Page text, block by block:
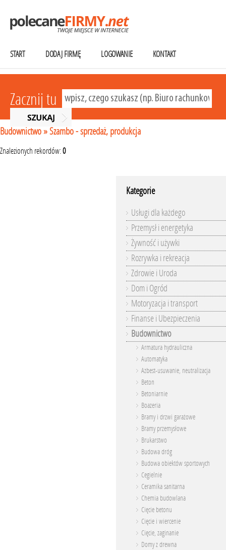
START DODAJ FIRMĘ LOGOWANIE KONTAKT
Zacznij tu
Budownictwo»Szambo - sprzedaż, produkcja
Znalezionych rekordów:0
Kategorie
Usługi dla każdego
Przemysł i energetyka
Żywność i używki
Rozrywka i rekreacja
Zdrowie i Uroda
Dom i Ogród
Motoryzacja i transport
Finanse i Ubezpieczenia
Budownictwo
Armatura hydrauliczna
Automatyka
Azbest-usuwanie, neutralizacja
Beton
Betoniarnie
Boazeria
Bramy i drzwi garażowe
Bramy przemysłowe
Brukarstwo
Budowa dróg
Budowa obiektów sportowych
Cegielnie
Ceramika sanitarna
Chemia budowlana
Cięcie betonu
Cięcie i wiercenie
Cięcie, zaginanie
Domy z drewna